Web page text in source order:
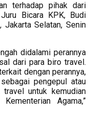
terhadap pihak dari
Bicara KPK, Budi
Jakarta Selatan, Senin
didalami perannya
dari para biro travel.
dengan perannya,
pengepul atau
untuk kemudian
Agama,”